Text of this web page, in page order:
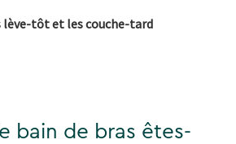
lève-tôt et les couche-tard
bain de bras êtes-